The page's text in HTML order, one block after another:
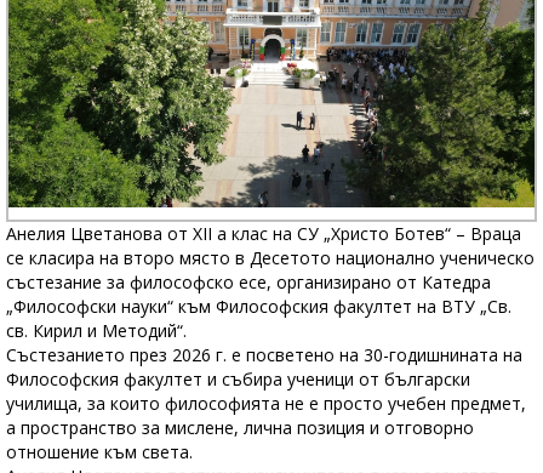
Анелия Цветанова от XII а клас на СУ „Христо Ботев“ – Враца
се класира на второ място в Десетото национално ученическо
състезание за философско есе, организирано от Катедра
„Философски науки“ към Философския факултет на ВТУ „Св.
св. Кирил и Методий“.
Състезанието през 2026 г. е посветено на 30-годишнината на
Философския факултет и събира ученици от български
училища, за които философията не е просто учебен предмет,
а пространство за мислене, лична позиция и отговорно
отношение към света.